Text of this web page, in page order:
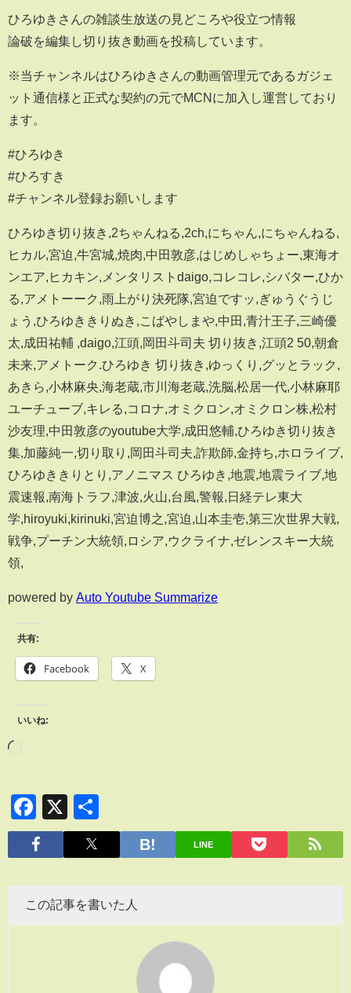
ひろゆきさんの雑談生放送の見どころや役立つ情報
論破を編集し切り抜き動画を投稿しています。
※当チャンネルはひろゆきさんの動画管理元であるガジェ
ット通信様と正式な契約の元でMCNに加入し運営しており
ます。
#ひろゆき
#ひろすき
#チャンネル登録お願いします
ひろゆき切り抜き,2ちゃんねる,2ch,にちゃん,にちゃんねる,
ヒカル,宮迫,牛宮城,焼肉,中田敦彦,はじめしゃちょー,東海オ
ンエア,ヒカキン,メンタリストdaigo,コレコレ,シバター,ひか
る,アメトーーク,雨上がり決死隊,宮迫ですッ,ぎゅうぐうじ
ょう,ひろゆききりぬき,こばやしまや,中田,青汁王子,三崎優
太,成田祐輔 ,daigo,江頭,岡田斗司夫 切り抜き,江頭2 50,朝倉
未来,アメトーク.ひろゆき 切り抜き,ゆっくり,グッとラック,
あきら,小林麻央,海老蔵,市川海老蔵,洗脳,松居一代,小林麻耶
ユーチューブ,キレる,コロナ,オミクロン,オミクロン株,松村
沙友理,中田敦彦のyoutube大学,成田悠輔,ひろゆき切り抜き
集,加藤純一,切り取り,岡田斗司夫,詐欺師,金持ち,ホロライブ,
ひろゆききりとり,アノニマス ひろゆき,地震,地震ライブ,地
震速報,南海トラフ,津波,火山,台風,警報,日経テレ東大
学,hiroyuki,kirinuki,宮迫博之,宮迫,山本圭壱,第三次世界大戦,
戦争,プーチン大統領,ロシア,ウクライナ,ゼレンスキー大統
領,
powered by Auto Youtube Summarize
共有:
Facebook X
いいね:
Facebook
X
有
LINE
この記事を書いた人